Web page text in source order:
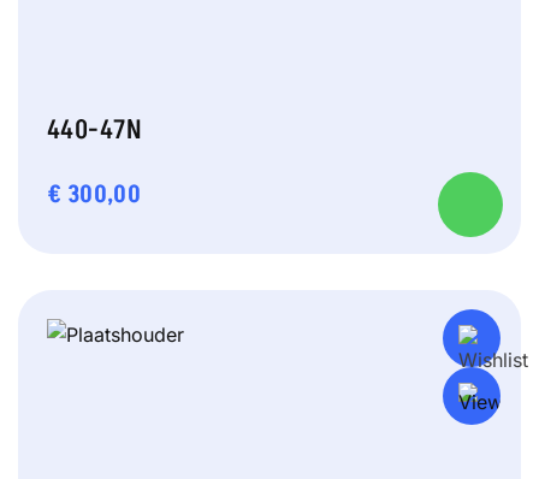
440-47N
€ 300,00